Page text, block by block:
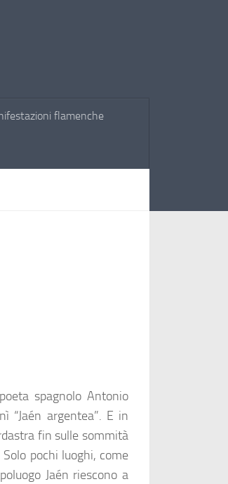
flamenche
spagnolo Antonio
“Jaén argentea”. E in
fin sulle sommità
pochi luoghi, come
Jaén riescono a